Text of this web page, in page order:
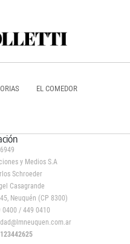
EL COMEDOR
6949
y Medios S.A
Schroeder
Casagrande
Neuquén (CP 8300)
0400 / 449 0410